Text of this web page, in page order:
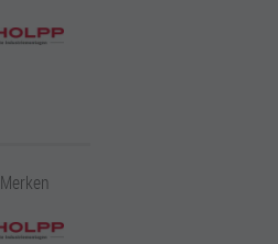
Merken